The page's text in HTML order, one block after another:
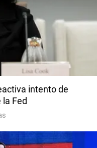
intento de
Fed